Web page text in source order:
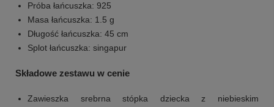
Próba łańcuszka: 925
Masa łańcuszka: 1.5 g
Długość łańcuszka: 45 cm
Splot łańcuszka: singapur
Składowe zestawu w cenie
Zawieszka srebrna stópka dziecka z niebieskim